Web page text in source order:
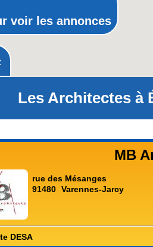
voir les annonces
Les Architectes à
MB
rue des Mésanges
91480 Varennes-Jarcy
DESA